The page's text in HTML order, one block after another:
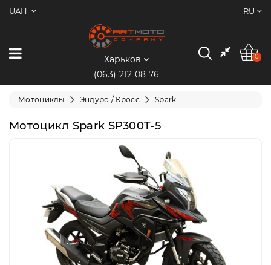
UAH RU
0
Категории
Мотоциклы
Электротранспорт
Экипировка
Запчасти
Харьков
(063) 212 08 76
0
Мотоциклы Эндуро / Кросс Spark
Мотоцикл Spark SP300T-5